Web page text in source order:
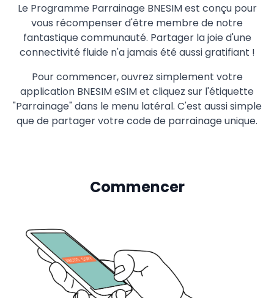
Le Programme Parrainage BNESIM est conçu pour
vous récompenser d'être membre de notre
fantastique communauté. Partager la joie d'une
connectivité fluide n'a jamais été aussi gratifiant !
Pour commencer, ouvrez simplement votre
application BNESIM eSIM et cliquez sur l'étiquette
"Parrainage" dans le menu latéral. C'est aussi simple
que de partager votre code de parrainage unique.
Commencer